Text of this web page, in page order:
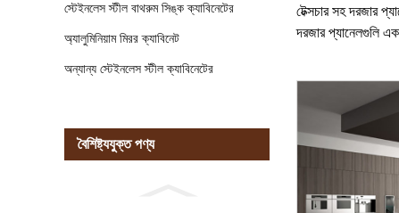
স্টেইনলেস স্টীল বাথরুম সিঙ্ক ক্যাবিনেটের
অ্যালুমিনিয়াম মিরর ক্যাবিনেট
অন্যান্য স্টেইনলেস স্টীল ক্যাবিনেটের
বৈশিষ্ট্যযুক্ত পণ্য
টেক্সচার সহ দরজার
দরজার প্যানেলগুলি